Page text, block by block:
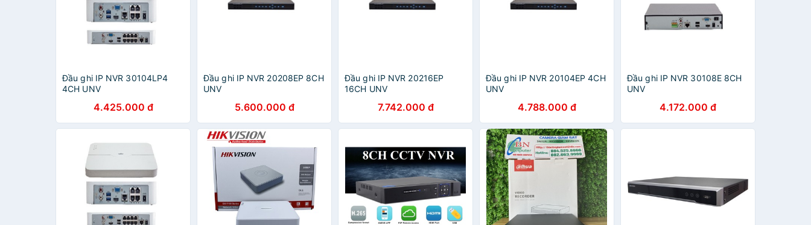
Đầu ghi IP NVR 30104LP4
4CH UNV
4.425.000 đ
Đầu ghi IP NVR 20208EP 8CH
UNV
5.600.000 đ
Đầu ghi IP NVR 20216EP
16CH UNV
7.742.000 đ
Đầu ghi IP NVR 20104EP 4CH
UNV
4.788.000 đ
Đầu ghi IP NVR 30108E 8CH
UNV
4.172.000 đ